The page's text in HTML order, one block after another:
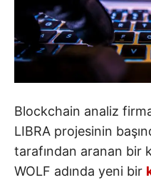
Blockchain analiz
LIBRA projesinin
tarafından aranan bir
WOLF adında yeni bir